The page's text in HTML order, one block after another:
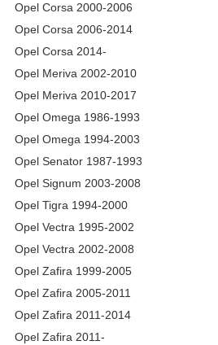
Opel Corsa 2000-2006
Opel Corsa 2006-2014
Opel Corsa 2014-
Opel Meriva 2002-2010
Opel Meriva 2010-2017
Opel Omega 1986-1993
Opel Omega 1994-2003
Opel Senator 1987-1993
Opel Signum 2003-2008
Opel Tigra 1994-2000
Opel Vectra 1995-2002
Opel Vectra 2002-2008
Opel Zafira 1999-2005
Opel Zafira 2005-2011
Opel Zafira 2011-2014
Opel Zafira 2011-